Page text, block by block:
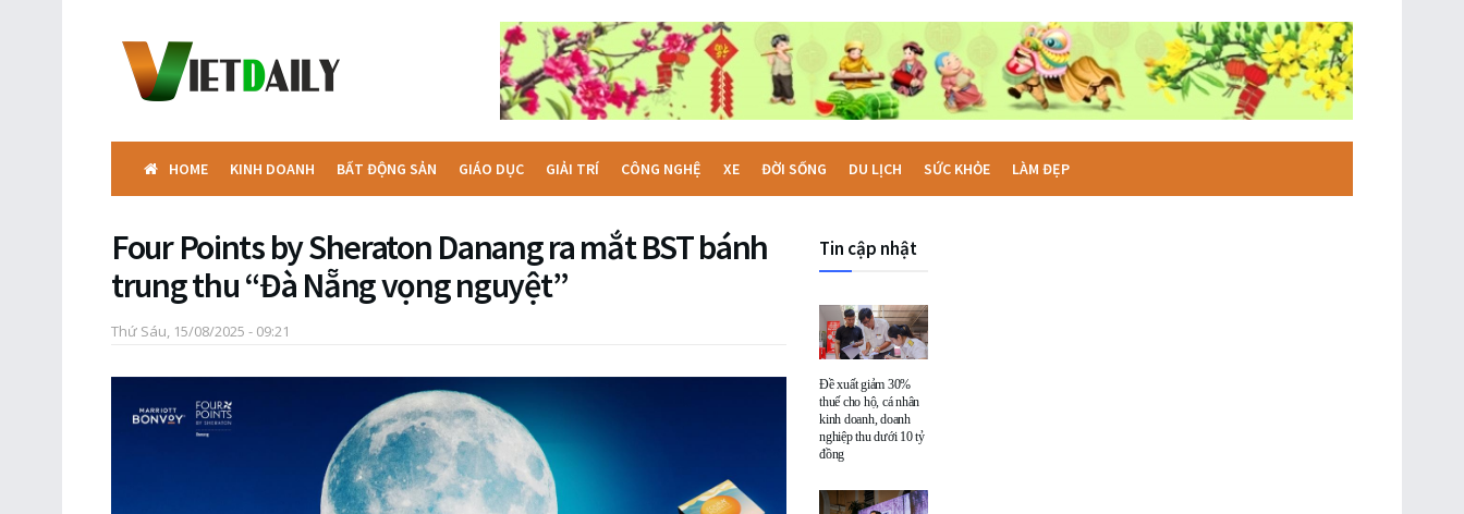
HOME KINH DOANH BẤT ĐỘNG SẢN GIÁO DỤC GIẢI TRÍ CÔNG NGHỆ XE ĐỜI SỐNG DU LỊCH SỨC KHỎE LÀM ĐẸP
Four Points by Sheraton Danang ra mắt BST bánh
trung thu “Đà Nẵng vọng nguyệt”
Thứ Sáu, 15/08/2025 - 09:21
Tin cập nhật
Đề xuất giảm 30%
thuế cho hộ, cá nhân
kinh doanh, doanh
nghiệp thu dưới 10 tỷ
đồng